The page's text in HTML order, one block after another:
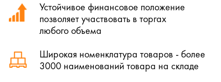
Устойчивое финансовое положение
позволяет участвовать в торгах
любого объема
Широкая номенклатура товаров - более
3000 наименований товара на складе